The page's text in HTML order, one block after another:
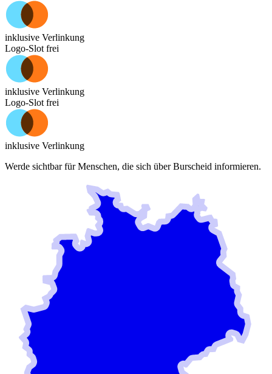
inklusive Verlinkung
Logo-Slot frei
inklusive Verlinkung
Logo-Slot frei
inklusive Verlinkung
Werde sichtbar für Menschen, die sich überBurscheid informieren.